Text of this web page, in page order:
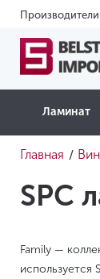
Производители
Ламинат
Главная /
SPC
Family —
используется